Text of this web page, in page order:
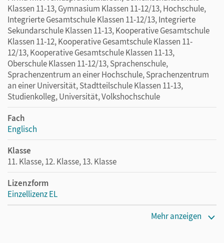
Klassen 11-13, Gymnasium Klassen 11-12/13, Hochschule,
Integrierte Gesamtschule Klassen 11-12/13, Integrierte
Sekundarschule Klassen 11-13, Kooperative Gesamtschule
Klassen 11-12, Kooperative Gesamtschule Klassen 11-
12/13, Kooperative Gesamtschule Klassen 11-13,
Oberschule Klassen 11-12/13, Sprachenschule,
Sprachenzentrum an einer Hochschule, Sprachenzentrum
an einer Universität, Stadtteilschule Klassen 11-13,
Studienkolleg, Universität, Volkshochschule
Fach
Englisch
Klasse
11. Klasse, 12. Klasse, 13. Klasse
Lizenzform
Einzellizenz EL
Mehr anzeigen